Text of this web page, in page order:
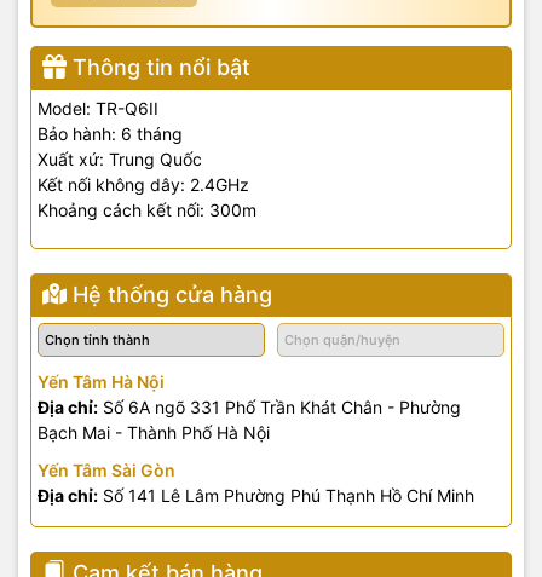
Thông tin nổi bật
Model: TR-Q6II
Bảo hành: 6 tháng
Xuất xứ: Trung Quốc
Kết nối không dây: 2.4GHz
Khoảng cách kết nối: 300m
Hệ thống cửa hàng
Yến Tâm Hà Nội
Địa chỉ: Số 6A ngõ 331 Phố Trần Khát Chân - Phường
Bạch Mai - Thành Phố Hà Nội
Yến Tâm Sài Gòn
Địa chỉ: Số 141 Lê Lâm Phường Phú Thạnh Hồ Chí Minh